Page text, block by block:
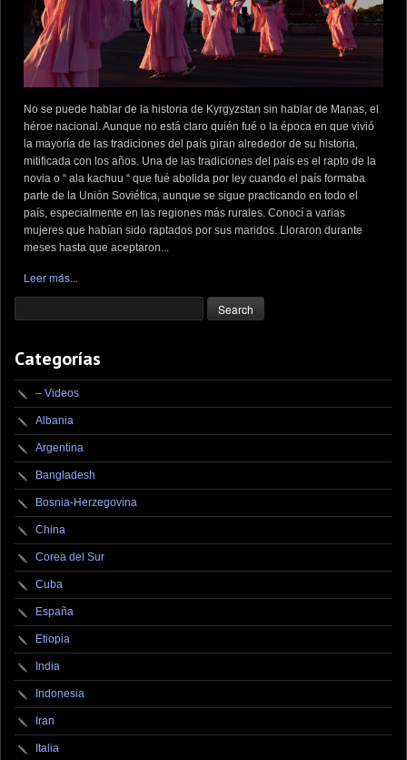
No se puede hablar de la historia de Kyrgyzstan sin hablar de Manas, el
héroe nacional. Aunque no está claro quién fué o la época en que vivió
la mayoría de las tradiciones del país giran alrededor de su historia,
mitificada con los años. Una de las tradiciones del país es el rapto de la
novia o “ ala kachuu “ que fué abolida por ley cuando el país formaba
parte de la Unión Soviética, aunque se sigue practicando en todo el
país, especialmente en las regiones más rurales. Conocí a varias
mujeres que habían sido raptados por sus maridos. Lloraron durante
meses hasta que aceptaron...
Leer más...
Categorías
– Videos
Albania
Argentina
Bangladesh
Bosnia-Herzegovina
China
Corea del Sur
Cuba
España
Etiopia
India
Indonesia
Iran
Italia